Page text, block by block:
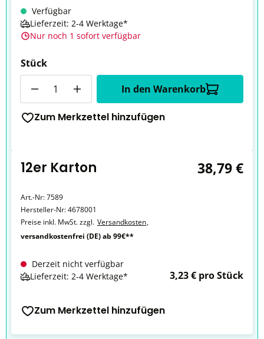
Verfügbar
Lieferzeit: 2-4 Werktage*
Nur noch 1 sofort verfügbar
Stück
In den Warenkorb
Zum Merkzettel hinzufügen
12er Karton 38,79 €
Art.-Nr:7589
Hersteller-Nr:4678001
Preise inkl. MwSt. zzgl. Versandkosten,
versandkostenfrei (DE) ab 99€**
Derzeit nicht verfügbar
Lieferzeit: 2-4 Werktage*
3,23 € pro Stück
Zum Merkzettel hinzufügen